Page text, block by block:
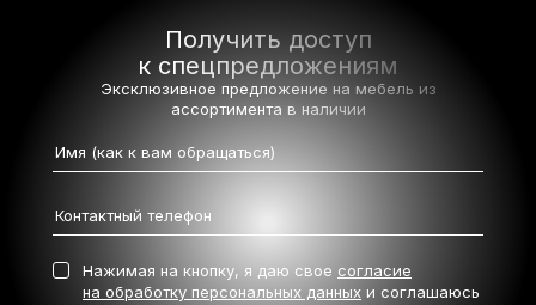
Получить доступ
к спецпредложениям
Эксклюзивное предложение на мебель из
ассортимента в наличии
Нажимая на кнопку, я даю свое согласие
на обработку персональных данных и соглашаюсь